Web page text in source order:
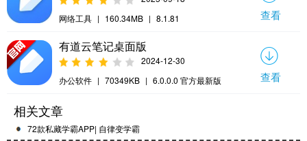
网络工具 | 160.34MB | 8.1.81 查看
有道云笔记桌面版
2024-12-30
办公软件 | 70349KB | 6.0.0.0 官方最新版 查看
相关文章
72款私藏学霸APP| 自律变学霸